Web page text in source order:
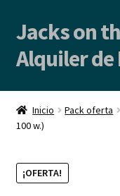
Ir
a
la
Ir
al
contenido
Jacks on
Alquiler
Inicio
Alquiler de Backline |
Locales de Ensayo
Inicio Pack oferta
100 w.)
¡OFERTA!